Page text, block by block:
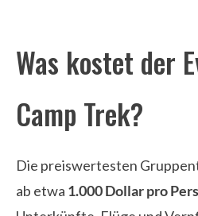
Was kostet der
Camp Trek?
Die preiswertesten
ab etwa 1.000 Dollar pro